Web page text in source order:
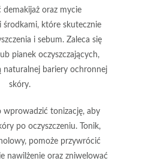
demakijaż oraz mycie
środkami, które skutecznie
i sebum. Zaleca się
pianek oczyszczających,
naturalnej bariery ochronnej
skóry.
wprowadzić tonizację, aby
po oczyszczeniu. Tonik,
pomoże przywrócić
nawilżenie oraz zniwelować